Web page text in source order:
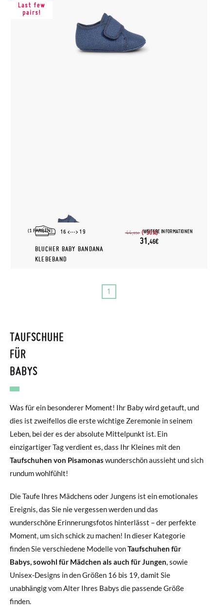
(1 FARBEN) WEITERE INFORMATIONEN
16 19
BLUCHER BABY BANDANA
KLEBEBAND
44,95€ (-30%)
31,46€
1
TAUFSCHUHE
FÜR
BABYS
Was für ein besonderer Moment! Ihr Baby wird getauft, und
dies ist zweifellos die erste wichtige Zeremonie in seinem
Leben, bei der es der absolute Mittelpunkt ist. Ein
einzigartiger Tag verdient es, dass Ihr Kleines mit den
Taufschuhen von Pisamonas wunderschön aussieht und sich
rundum wohlfühlt!
Die Taufe Ihres Mädchens oder Jungens ist ein emotionales
Ereignis, das Sie nie vergessen werden und das
wunderschöne Erinnerungsfotos hinterlässt – der perfekte
Moment, um sich schick zu machen! In dieser Kategorie
finden Sie verschiedene Modelle vonTaufschuhen für
Babys, sowohl für Mädchen als auch für Jungen , sowie
Unisex-Designs in den Größen 16 bis 19, damit Sie
unabhängig vom Alter Ihres Babys die passende Größe
finden.